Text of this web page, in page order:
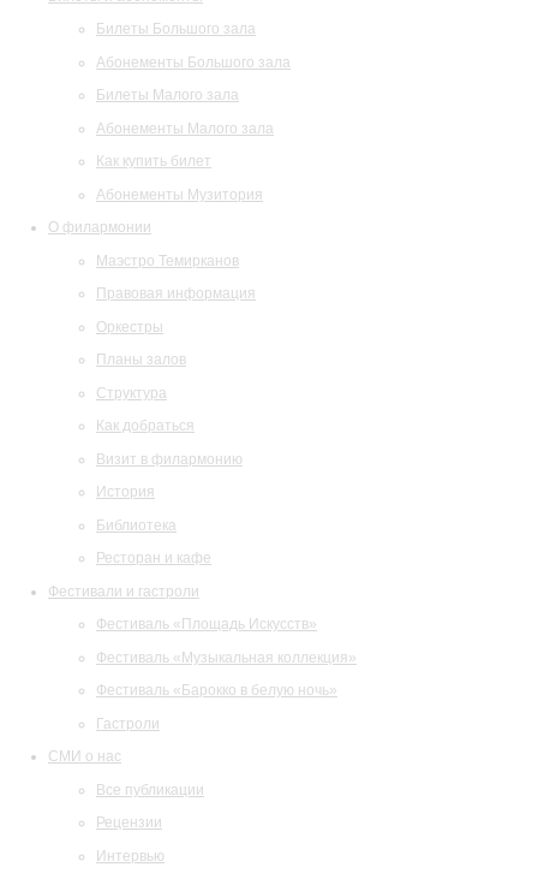
Билеты Большого зала
Абонементы Большого зала
Билеты Малого зала
Абонементы Малого зала
Как купить билет
Абонементы Музитория
О филармонии
Маэстро Темирканов
Правовая информация
Оркестры
Планы залов
Структура
Как добраться
Визит в филармонию
История
Библиотека
Ресторан и кафе
Фестивали и гастроли
Фестиваль «Площадь Искусств»
Фестиваль «Музыкальная коллекция»
Фестиваль «Барокко в белую ночь»
Гастроли
СМИ о нас
Все публикации
Рецензии
Интервью